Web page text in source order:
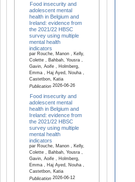
Food insecurity and
adolescent mental
health in Belgium and
Ireland: evidence from
the 2021/22 HBSC
survey using multiple
mental health
indicators
par Rouche, Manon , Kelly,
Colette , Bahbah, Yousra ,
Gavin, Aoife , Holmberg,
Emma , Haj Ayed, Nouha ,
Castetbon, Katia
Publication2026-06-26
Food insecurity and
adolescent mental
health in Belgium and
Ireland: evidence from
the 2021/22 HBSC
survey using multiple
mental health
indicators
par Rouche, Manon , Kelly,
Colette , Bahbah, Yousra ,
Gavin, Aoife , Holmberg,
Emma , Haj Ayed, Nouha ,
Castetbon, Katia
Publication2026-06-12